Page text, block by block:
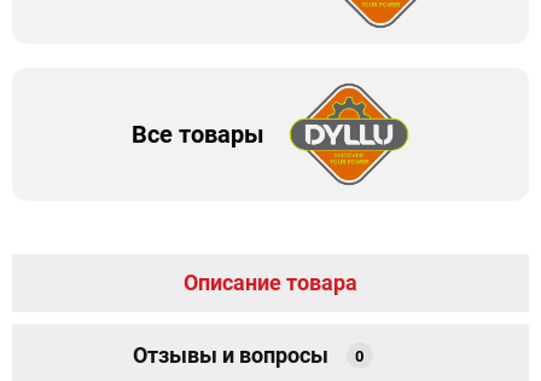
Все товары
Описание товара
Отзывы и вопросы 0